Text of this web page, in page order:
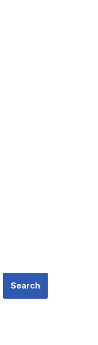
Search